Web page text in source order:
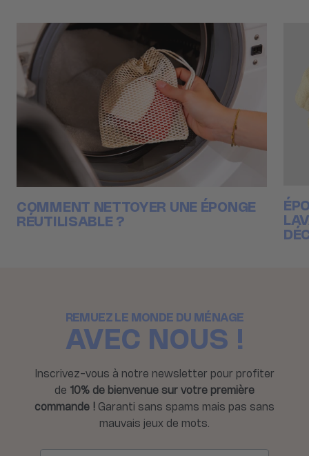
COMMENT NETTOYER UNE ÉPONGE
RÉUTILISABLE ?
REMUEZ LE MONDE DU MÉNAGE
AVEC NOUS !
Inscrivez-vous à notre newsletter pour profiter
de 10% de bienvenue sur votre première
commande ! Garanti sans spams mais pas sans
mauvais jeux de mots.